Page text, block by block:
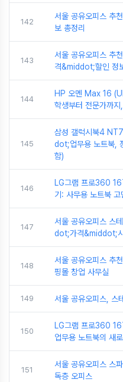
142
서울 공유오피스 추
보 총정리
143
서울 공유오피스 추
격&middot;할인 정
144
HP 오멘 Max 16
학생부터 전문가까
145
삼성 갤럭시북4
dot;업무용 노트북,
함)
146
LG그램 프로360
기: 사무용 노트북
147
서울 공유오피스 스
dot;가격&middot;시
148
서울 공유오피스 추
핑몰 창업 사무실
149 서울 공유오피스, 스
150
LG그램 프로360
업무용 노트북의 새
151
서울 공유오피스 스
독층 오피스